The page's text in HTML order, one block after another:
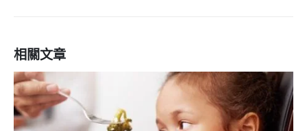
相關文章